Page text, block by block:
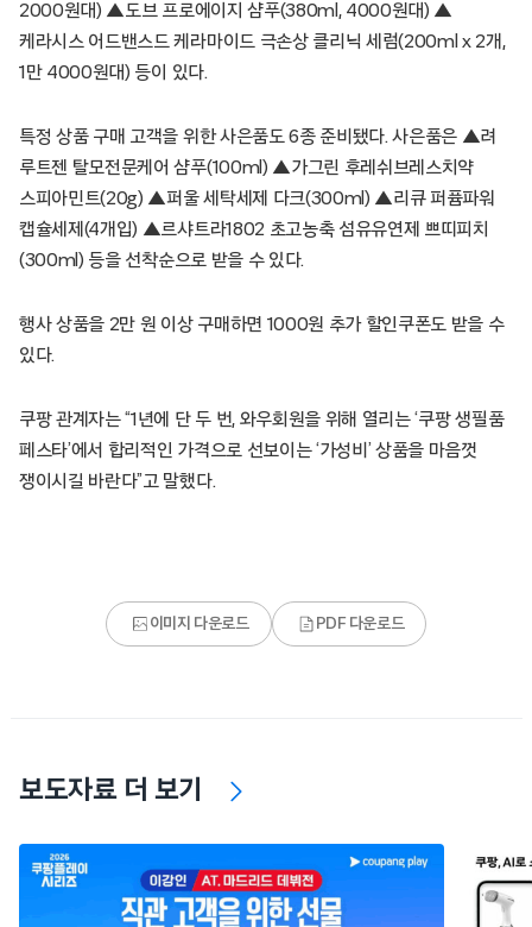
2000원대) ▲도브 프로에이지 샴푸(380ml, 4000원대) ▲
케라시스 어드밴스드 케라마이드 극손상 클리닉 세럼(200ml x 2개,
1만 4000원대) 등이 있다.
특정 상품 구매 고객을 위한 사은품도 6종 준비됐다. 사은품은 ▲려
루트젠 탈모전문케어 샴푸(100ml) ▲가그린 후레쉬브레스치약
스피아민트(20g) ▲퍼울 세탁세제 다크(300ml) ▲리큐 퍼퓸파워
캡슐세제(4개입) ▲르샤트라1802 초고농축 섬유유연제 쁘띠피치
(300ml) 등을 선착순으로 받을 수 있다.
행사 상품을 2만 원 이상 구매하면 1000원 추가 할인쿠폰도 받을 수
있다.
쿠팡 관계자는 “1년에 단 두 번, 와우회원을 위해 열리는 ‘쿠팡 생필품
페스타’에서 합리적인 가격으로 선보이는 ‘가성비’ 상품을 마음껏
쟁이시길 바란다”고 말했다.
이미지 다운로드 PDF 다운로드
보도자료 더 보기